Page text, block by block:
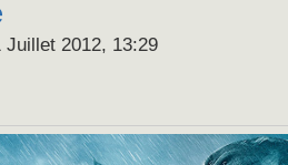
Juillet 2012, 13:29